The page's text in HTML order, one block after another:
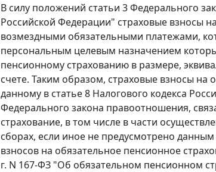
В силу положений статьи 3Федерального
Российской Федерации" страховые взносы
возмездными обязательными платежами,
персональным целевым назначением
пенсионному страхованию в размере,
счете. Таким образом, страховые взносы на
данному в статье 8 Налогового кодекса
Федерального закона правоотношения,
страхование, в том числе в части
сборах, если иное не предусмотрено данным
взносов на обязательное пенсионное
г. N 167-ФЗ "Об обязательном пенсионном